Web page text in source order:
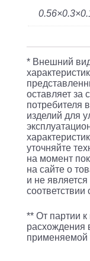
* Внешний
оставляет за
потребителя
изделий для
уточняйте
на момент
на сайте о
и не
соответствии
** От партии
расхождения
применяемой